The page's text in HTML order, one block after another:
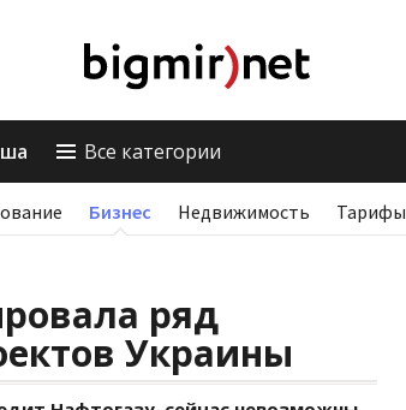
Все категории
Бизнес Недвижимость Тарифы
ряд
Украины